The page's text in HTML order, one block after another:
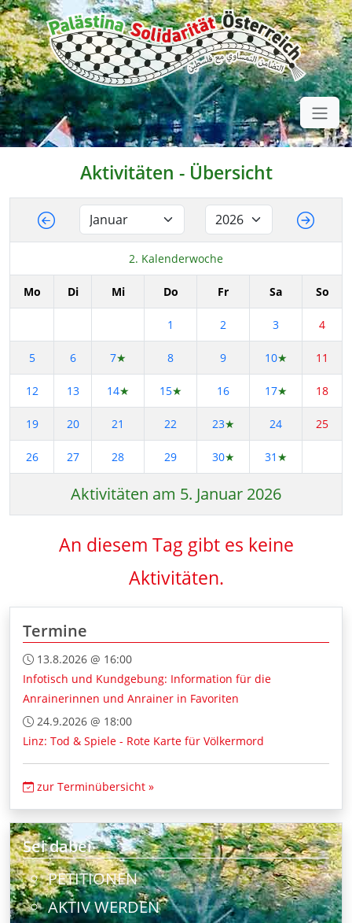
Aktivitäten - Übersicht
2. Kalenderwoche
Mo Di Mi Do Fr Sa So
1 2 3 4
5 6 7★ 8 9 10★ 11
12 13 14★ 15★ 16 17★ 18
19 20 21 22 23★ 24 25
26 27 28 29 30★ 31 ★
Aktivitäten am 5. Januar 2026
An diesem Tag gibt es keine
Aktivitäten.
Termine
13.8.2026 @ 16:00
Infotisch und Kundgebung: Information für die
Anrainerinnen und Anrainer in Favoriten
24.9.2026 @ 18:00
Linz: Tod & Spiele - Rote Karte für Völkermord
zur Terminübersicht »
Sei dabei
PETITIONEN
AKTIV WERDEN